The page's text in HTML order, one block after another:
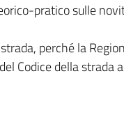
pratico sulle
perché la
Codice della